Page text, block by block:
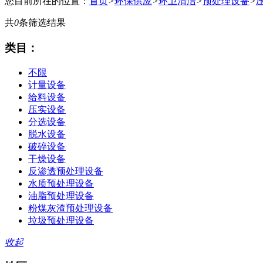
共0条筛选结果
类目：
不限
计量设备
给料设备
压实设备
分选设备
脱水设备
破碎设备
干燥设备
反渗透预处理设备
水质预处理设备
油脂预处理设备
粉煤灰渣预处理设备
垃圾预处理设备
收起